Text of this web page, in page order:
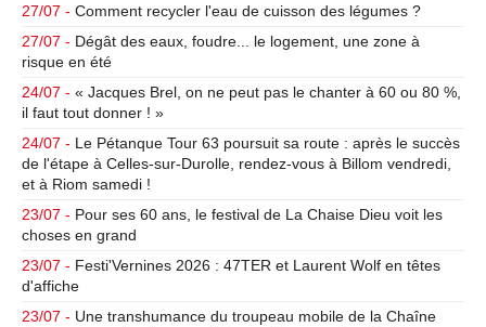
27/07 - Comment recycler l'eau de cuisson des légumes ?
27/07 - Dégât des eaux, foudre... le logement, une zone à
risque en été
24/07 - « Jacques Brel, on ne peut pas le chanter à 60 ou 80 %,
il faut tout donner ! »
24/07 - Le Pétanque Tour 63 poursuit sa route : après le succès
de l'étape à Celles-sur-Durolle, rendez-vous à Billom vendredi,
et à Riom samedi !
23/07 - Pour ses 60 ans, le festival de La Chaise Dieu voit les
choses en grand
23/07 - Festi'Vernines 2026 : 47TER et Laurent Wolf en têtes
d'affiche
23/07 - Une transhumance du troupeau mobile de la Chaîne